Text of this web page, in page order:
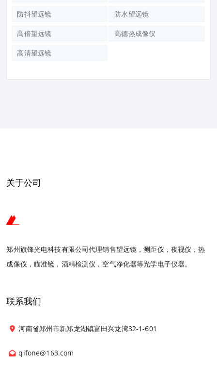
防抖望远镜 防水望远镜
高倍望远镜 高德热成像仪
高清望远镜
关于公司
郑州旗锋光电科技有限公司代理销售望远镜，测距仪，夜视仪，热
成像仪，瞄准镜，酒精检测仪，空气净化器等光学电子仪器。
联系我们
河南省郑州市新郑龙湖镇富田兴龙湾32-1-601
qifone@163.com